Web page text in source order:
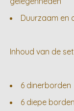
Duurzaam en
Inhoud van de
6 dinerborden
6 diepe borden